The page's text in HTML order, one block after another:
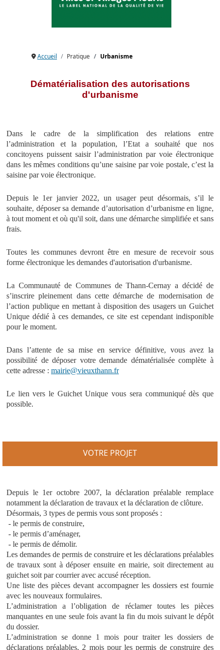
Accueil Pratique Urbanisme
Dématérialisation des autorisations
d'urbanisme
Dans le cadre de la simplification des relations entre
l’administration et la population, l’Etat a souhaité que nos
concitoyens puissent saisir l’administration par voie électronique
dans les mêmes conditions qu’une saisine par voie postale, c’est la
saisine par voie électronique.
Depuis le 1er janvier 2022, un usager peut désormais, s’il le
souhaite, déposer sa demande d’autorisation d’urbanisme en ligne,
à tout moment et où qu'il soit, dans une démarche simplifiée et sans
frais.
Toutes les communes devront être en mesure de recevoir sous
forme électronique les demandes d'autorisation d'urbanisme.
La Communauté de Communes de Thann-Cernay a décidé de
s’inscrire pleinement dans cette démarche de modernisation de
l’action publique en mettant à disposition des usagers un Guichet
Unique dédié à ces demandes, ce site est cependant indisponible
pour le moment.
Dans l’attente de sa mise en service définitive, vous avez la
possibilité de déposer votre demande dématérialisée complète à
cette adresse : mairie@vieuxthann.fr
Le lien vers le Guichet Unique vous sera communiqué dès que
possible.
VOTRE PROJET
Depuis le 1er octobre 2007, la déclaration préalable remplace
notamment la déclaration de travaux et la déclaration de clôture.
Désormais, 3 types de permis vous sont proposés :
- le permis de construire,
- le permis d’aménager,
- le permis de démolir.
Les demandes de permis de construire et les déclarations préalables
de travaux sont à déposer ensuite en mairie, soit directement au
guichet soit par courrier avec accusé réception.
Une liste des pièces devant accompagner les dossiers est fournie
avec les nouveaux formulaires.
L’administration a l’obligation de réclamer toutes les pièces
manquantes en une seule fois avant la fin du mois suivant le dépôt
du dossier.
L’administration se donne 1 mois pour traiter les dossiers de
déclarations préalables, 2 mois pour les permis de construire des